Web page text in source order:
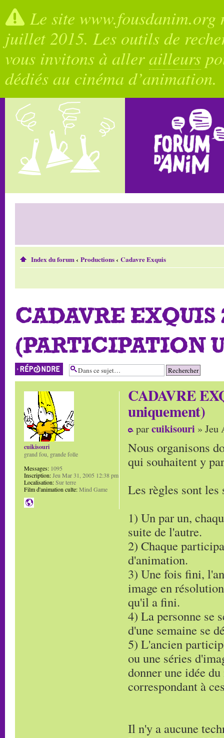
Le site
juillet 2015. Les outils de
vous invitons à allerailleurs
dédiés au cinéma d’animation.
Index du forum‹ Productions‹ Cadavre Exquis
CADAVRE EXQUIS
(PARTICIPATION
Répondre
CADAVRE
uniquement)
parcuikisouri » Jeu
Nous organisons
qui souhaitent y
Les règles sont les
1) Un par un,
suite de l'autre.
2) Chaque
d'animation.
3) Une fois fini,
image en
qu'il a fini.
4) La personne se
d'une semaine se
5) L'ancien
ou une séries
donner une idée
correspondant à
Il n'y a aucune
cuikisouri
grand fou, grande folle
Messages: 1095
Inscription:Jeu Mar 31, 2005 12:38 pm
Localisation:Sur terre
Film d'animation culte:Mind Game